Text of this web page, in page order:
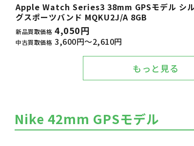
Apple Watch Series3 38mm GPSモデル シ
グスポーツバンド MQKU2J/A 8GB
新品買取価格 4,050円
中古買取価格 3,600円～2,610円
もっと見る
Nike 42mm GPSモデル